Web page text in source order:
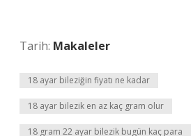
Tarih: Makaleler
18 ayar bileziğin fiyatı ne kadar
18 ayar bilezik en az kaç gram olur
18 gram 22 ayar bilezik bugün kaç para